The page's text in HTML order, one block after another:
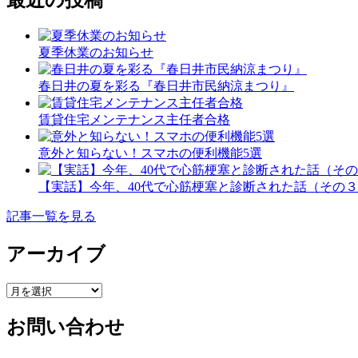
夏季休業のお知らせ
春日井の夏を彩る『春日井市民納涼まつり』
賃貸住宅メンテナンス主任者合格
意外と知らない！スマホの便利機能5選
【実話】今年、40代で心筋梗塞と診断された話（その
記事一覧を見る
アーカイブ
ア
カ
イ
お問い合わせ